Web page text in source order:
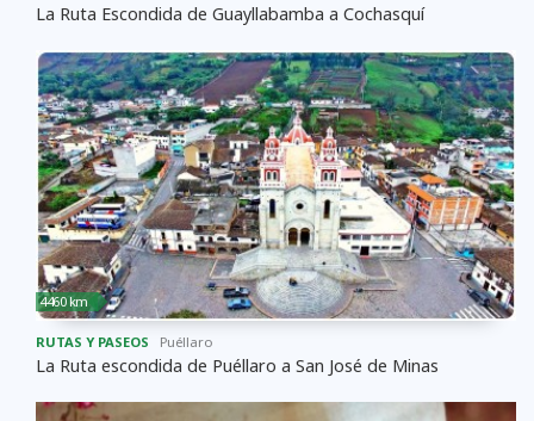
La Ruta Escondida de Guayllabamba a Cochasquí
4460 km
RUTAS Y PASEOS Puéllaro
La Ruta escondida de Puéllaro a San José de Minas